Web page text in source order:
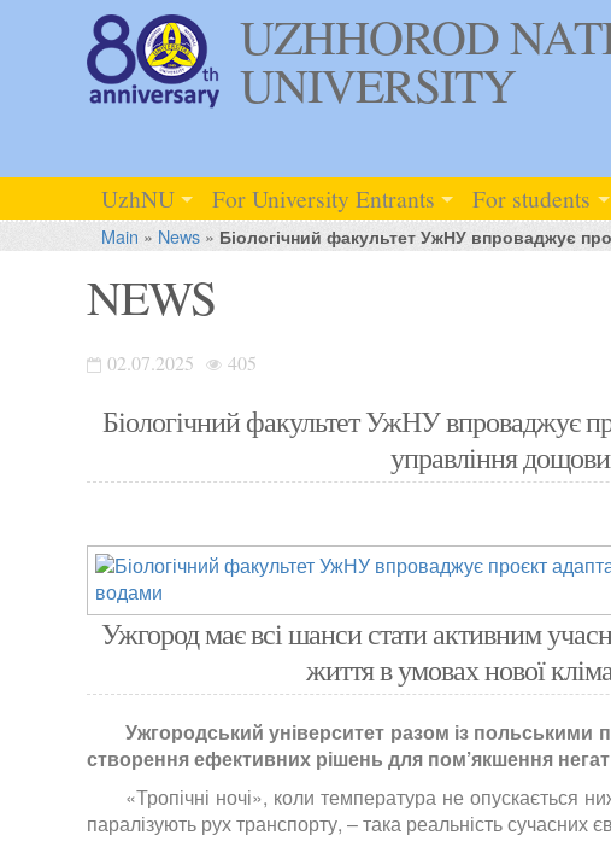
UZHHOROD
UNIVERSITY
UzhNU For University Entrants For students
Main » News» Біологічний факультет УжНУ впроваджує
NEWS
02.07.2025 405
Біологічний факультет УжНУ впроваджує
управління
Ужгород має всі шанси стати активним
життя в умовах нової
Ужгородський університет разом із польськими
створення ефективних рішень для пом’якшення
«Тропічні ночі», коли температура не опускається
паралізують рух транспорту, – така реальність сучасних